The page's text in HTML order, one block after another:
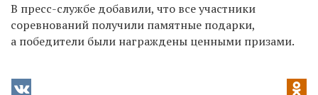
В пресс-службе добавили, что все участники
соревнований получили памятные подарки,
а победители были награждены ценными призами.